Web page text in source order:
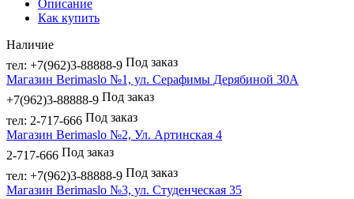
Описание
Как купить
Наличие
тел: +7(962)3-88888-9 Под заказ
Магазин Berimaslo №1, ул. Серафимы Дерябиной 30А
+7(962)3-88888-9 Под заказ
тел: 2-717-666 Под заказ
Магазин Berimaslo №2, Ул. Артинская 4
2-717-666 Под заказ
тел: +7(962)3-88888-9 Под заказ
Магазин Berimaslo №3, ул. Студенческая 35